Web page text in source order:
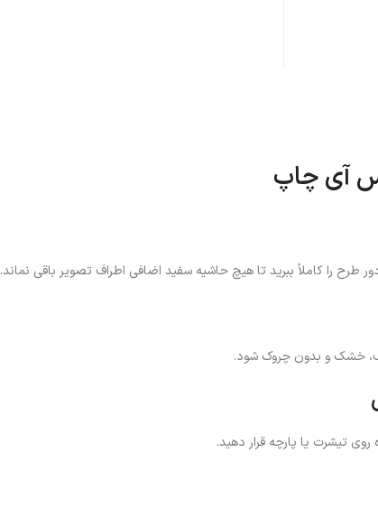
آی چاپ
طرح را کاملاً ببرید تا هیچ حاشیه سفید اضافی اطراف تصویر باقی نماند.
خشک و بدون چروک شود.
روی تیشرت یا پارچه قرار دهید.